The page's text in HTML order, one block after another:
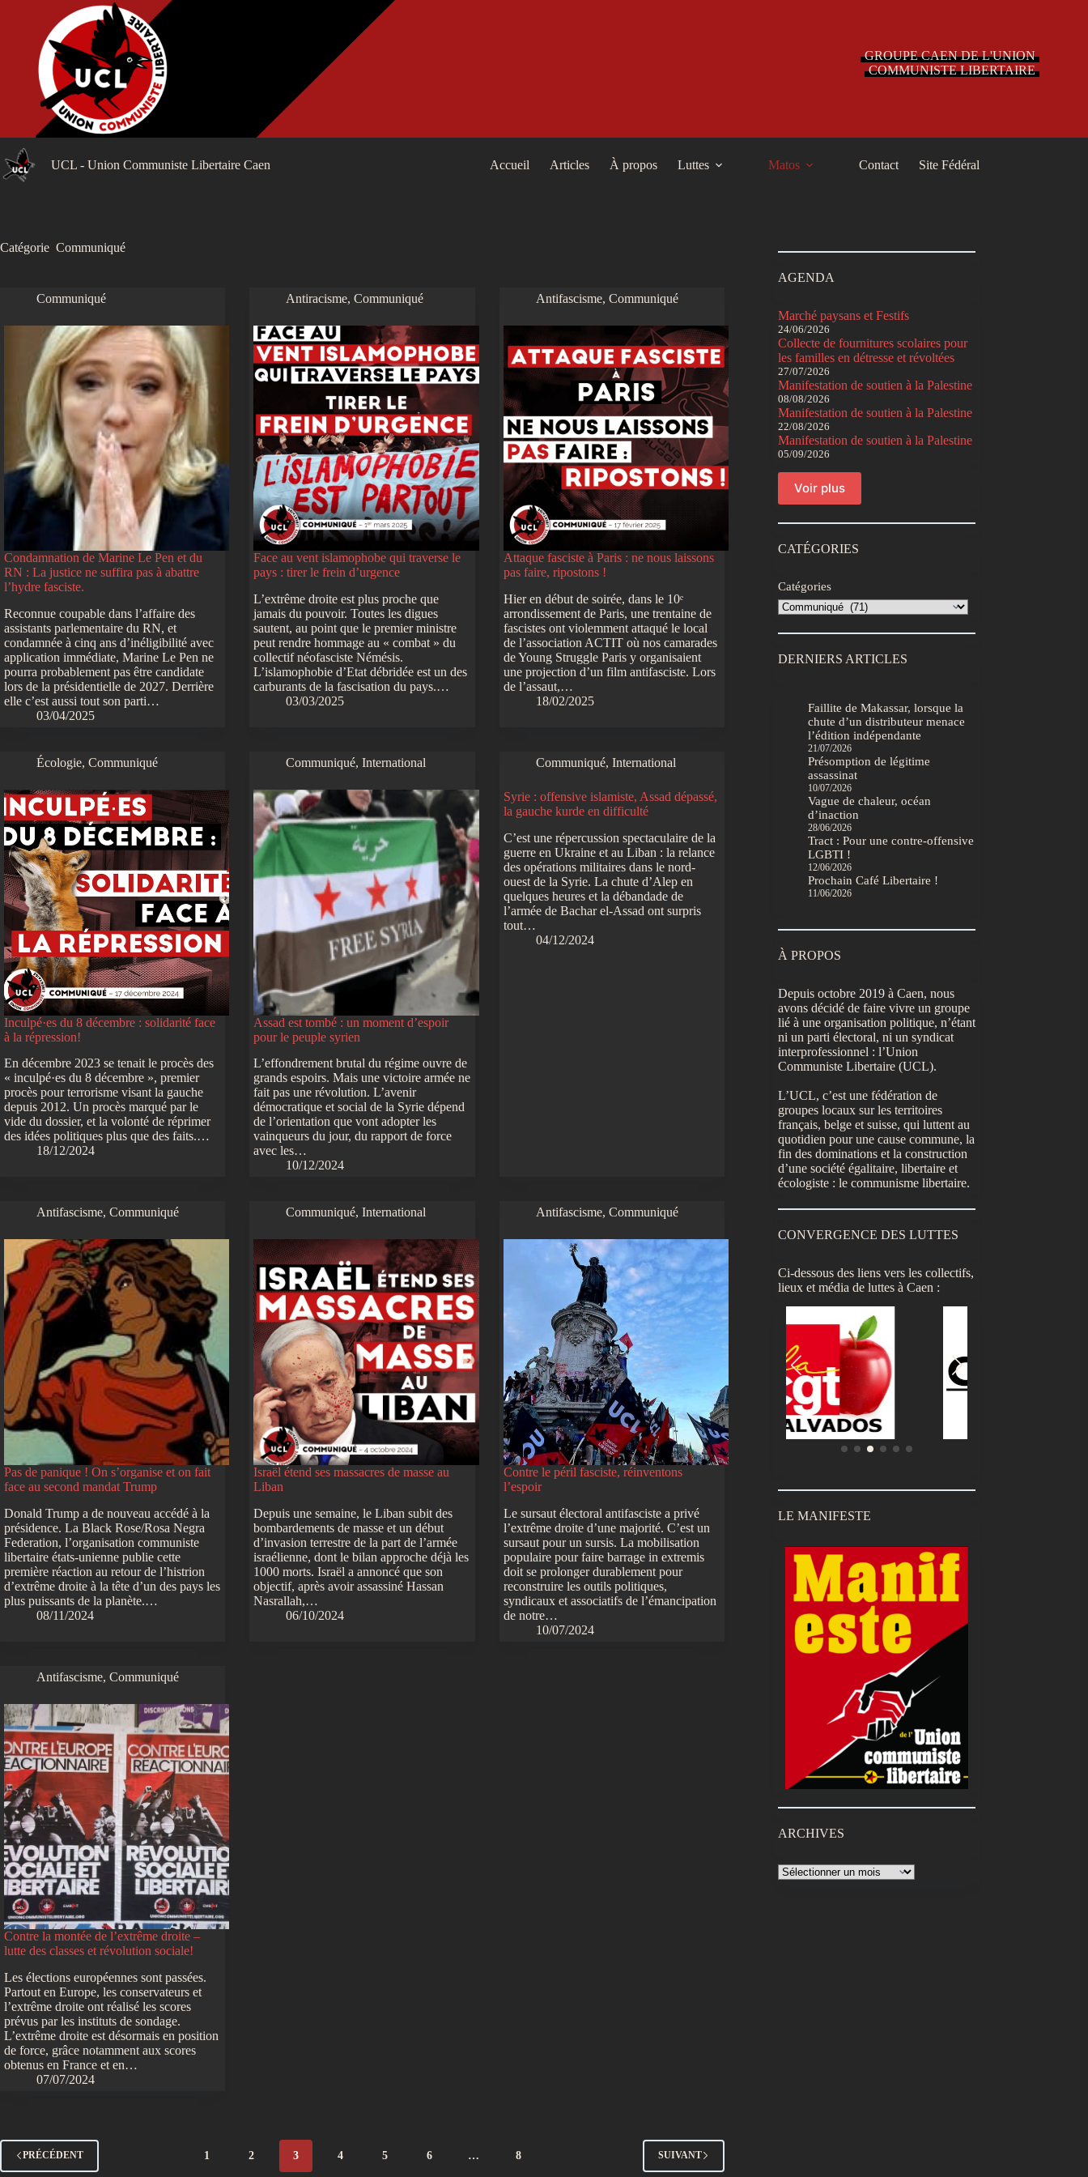
GROUPE CAEN DE L'UNION
COMMUNISTE LIBERTAIRE
UCL - Union Communiste Libertaire Caen Accueil Articles À propos Luttes Matos Contact Site Fédéral
Catégorie Communiqué
Communiqué
Condamnation de Marine Le Pen et du
RN : La justice ne suffira pas à abattre
l’hydre fasciste.
Reconnue coupable dans l’affaire des
assistants parlementaire du RN, et
condamnée à cinq ans d’inéligibilité avec
application immédiate, Marine Le Pen ne
pourra probablement pas être candidate
lors de la présidentielle de 2027. Derrière
elle c’est aussi tout son parti…
03/04/2025
Antiracisme,Communiqué
Face au vent islamophobe qui traverse le
pays : tirer le frein d’urgence
L’extrême droite est plus proche que
jamais du pouvoir. Toutes les digues
sautent, au point que le premier ministre
peut rendre hommage au « combat » du
collectif néofasciste Némésis.
L’islamophobie d’Etat débridée est un des
carburants de la fascisation du pays.…
03/03/2025
Antifascisme, Communiqué
Attaque fasciste à Paris : ne nous laissons
pas faire, ripostons !
Hier en début de soirée, dans le 10ᵉ
arrondissement de Paris, une trentaine de
fascistes ont violemment attaqué le local
de l’association ACTIT où nos camarades
de Young Struggle Paris y organisaient
une projection d’un film antifasciste. Lors
de l’assaut,…
18/02/2025
Écologie, Communiqué
Inculpé·es du 8 décembre : solidarité face
à la répression!
En décembre 2023 se tenait le procès des
« inculpé·es du 8 décembre », premier
procès pour terrorisme visant la gauche
depuis 2012. Un procès marqué par le
vide du dossier, et la volonté de réprimer
des idées politiques plus que des faits.…
18/12/2024
Communiqué,International
Assad est tombé : un moment d’espoir
pour le peuple syrien
L’effondrement brutal du régime ouvre de
grands espoirs. Mais une victoire armée ne
fait pas une révolution. L’avenir
démocratique et social de la Syrie dépend
de l’orientation que vont adopter les
vainqueurs du jour, du rapport de force
avec les…
10/12/2024
Communiqué, International
Syrie : offensive islamiste, Assad dépassé,
la gauche kurde en difficulté
C’est une répercussion spectaculaire de la
guerre en Ukraine et au Liban : la relance
des opérations militaires dans le nord-
ouest de la Syrie. La chute d’Alep en
quelques heures et la débandade de
l’armée de Bachar el-Assad ont surpris
tout…
04/12/2024
Antifascisme, Communiqué
Pas de panique ! On s’organise et on fait
face au second mandat Trump
Donald Trump a de nouveau accédé à la
présidence. La Black Rose/Rosa Negra
Federation, l’organisation communiste
libertaire états-unienne publie cette
première réaction au retour de l’histrion
d’extrême droite à la tête d’un des pays les
plus puissants de la planète.…
08/11/2024
Communiqué,International
Israël étend ses massacres de masse au
Liban
Depuis une semaine, le Liban subit des
bombardements de masse et un début
d’invasion terrestre de la part de l’armée
israélienne, dont le bilan approche déjà les
1000 morts. Israël a annoncé que son
objectif, après avoir assassiné Hassan
Nasrallah,…
06/10/2024
Antifascisme, Communiqué
Contre le péril fasciste, réinventons
l’espoir
Le sursaut électoral antifasciste a privé
l’extrême droite d’une majorité. C’est un
sursaut pour un sursis. La mobilisation
populaire pour faire barrage in extremis
doit se prolonger durablement pour
reconstruire les outils politiques,
syndicaux et associatifs de l’émancipation
de notre…
10/07/2024
Antifascisme, Communiqué
Contre la montée de l’extrême droite –
lutte des classes et révolution sociale!
Les élections européennes sont passées.
Partout en Europe, les conservateurs et
l’extrême droite ont réalisé les scores
prévus par les instituts de sondage.
L’extrême droite est désormais en position
de force, grâce notamment aux scores
obtenus en France et en…
07/07/2024
PRÉCÉDENT 1 2 3 4 5 6 … 8 SUIVANT
AGENDA
Manifestation de soutien à la Palestine
05/09/2026
Manifestation de soutien à la Palestine
22/08/2026
Manifestation de soutien à la Palestine
08/08/2026
Collecte de fournitures scolaires pour
les familles en détresse et révoltées
27/07/2026
Marché paysans et Festifs
24/06/2026
Voir plus
CATÉGORIES
Catégories
DERNIERS ARTICLES
Faillite de Makassar, lorsque la
chute d’un distributeur menace
l’édition indépendante
21/07/2026
Présomption de légitime
assassinat
10/07/2026
Vague de chaleur, océan
d’inaction
28/06/2026
Tract : Pour une contre-offensive
LGBTI !
12/06/2026
Prochain Café Libertaire !
11/06/2026
À PROPOS
Depuis octobre 2019 à Caen, nous
avons décidé de faire vivre un groupe
lié à une organisation politique, n’étant
ni un parti électoral, ni un syndicat
interprofessionnel : l’Union
Communiste Libertaire (UCL).
L’UCL, c’est une fédération de
groupes locaux sur les territoires
français, belge et suisse, qui luttent au
quotidien pour une cause commune, la
fin des dominations et la construction
d’une société égalitaire, libertaire et
écologiste : le communisme libertaire.
CONVERGENCE DES LUTTES
Ci-dessous des liens vers les collectifs,
lieux et média de luttes à Caen :
LE MANIFESTE
ARCHIVES
Archives